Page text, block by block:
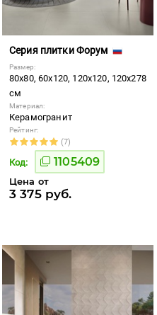
Серия плитки Форум
Размер:
80x80, 60x120, 120x120, 120x278
см
Материал:
Керамогранит
Рейтинг:
(7)
Код: 1105409
Цена от
3 375 руб.